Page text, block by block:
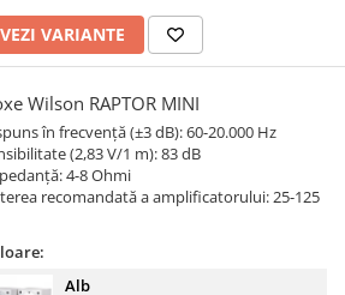
VEZI VARIANTE
Wilson RAPTOR MINI
în frecvență (±3 dB): 60-20.000 Hz
(2,83 V/1 m): 83 dB
4-8 Ohmi
recomandată a amplificatorului: 25-125
Alb